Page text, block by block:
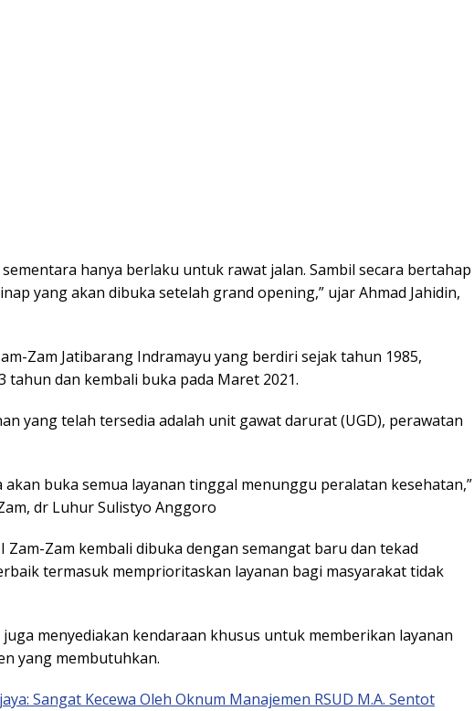
hanya berlaku untuk rawat jalan. Sambil secara bertahap
yang akan dibuka setelah grand opening,” ujar Ahmad Jahidin,
Zam Jatibarang Indramayu yang berdiri sejak tahun 1985,
tahun dan kembali buka pada Maret 2021.
yang telah tersedia adalah unit gawat darurat (UGD), perawatan
akan buka semua layanan tinggal menunggu peralatan kesehatan,”
dr Luhur Sulistyo Anggoro
Zam-Zam kembali dibuka dengan semangat baru dan tekad
termasuk memprioritaskan layanan bagi masyarakat tidak
juga menyediakan kendaraan khusus untuk memberikan layanan
yang membutuhkan.
Sangat Kecewa Oleh Oknum Manajemen RSUD M.A. Sentot